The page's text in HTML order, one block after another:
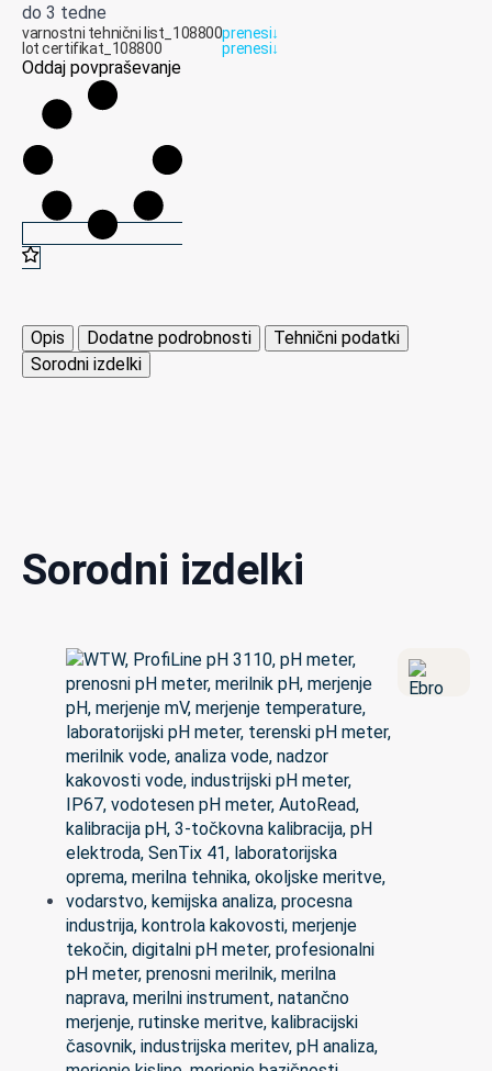
do 3 tedne
varnostni tehnični list_108800prenesi↓
Iot certifikat_108800
prenesi↓
Oddaj povpraševanje
Opis Dodatne podrobnosti
Tehnični podatki
Sorodni izdelki
Sorodni izdelki